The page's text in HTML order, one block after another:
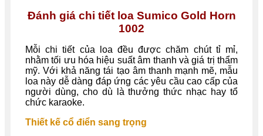
Đánh giá chi tiết loa Sumico Gold Horn
1002
Mỗi chi tiết của loa đều được chăm chút tỉ mỉ,
nhằm tối ưu hóa hiệu suất âm thanh và giá trị thẩm
mỹ. Với khả năng tái tạo âm thanh mạnh mẽ, mẫu
loa này dễ dàng đáp ứng các yêu cầu cao cấp của
người dùng, cho dù là thưởng thức nhạc hay tổ
chức karaoke.
Thiết kế cổ điển sang trọng